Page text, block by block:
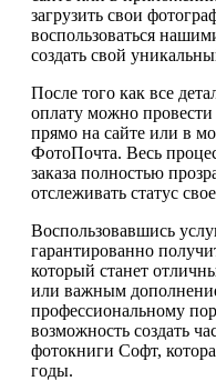
загрузить свои
воспользоваться
создать свой
После того как все
оплату можно
прямо на сайте или в
ФотоПочта. Весь
заказа полностью
отслеживать статус
Воспользовавшись
гарантированно
который станет
или важным
профессиональному
возможность создать
фотокниги Софт,
годы.